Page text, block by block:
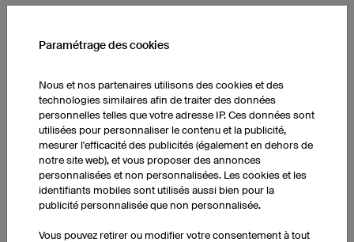
Sac de gym Prime
Matériau doux et résistant
Poche latérale zippée
Doublure intérieure imprimable
1 pièce: 29,00 € par pièce
10 pièces : 24,00 € par pièce
50 pièces : 24,00 € par pièce
Paramétrage des cookies
Nous et nos partenaires utilisons des cookies et des
technologies similaires afin de traiter des données
personnelles telles que votre adresse IP. Ces données sont
utilisées pour personnaliser le contenu et la publicité,
mesurer l'efficacité des publicités (également en dehors de
notre site web), et vous proposer des annonces
personnalisées et non personnalisées. Les cookies et les
identifiants mobiles sont utilisés aussi bien pour la
publicité personnalisée que non personnalisée.
Vous pouvez retirer ou modifier votre consentement à tout